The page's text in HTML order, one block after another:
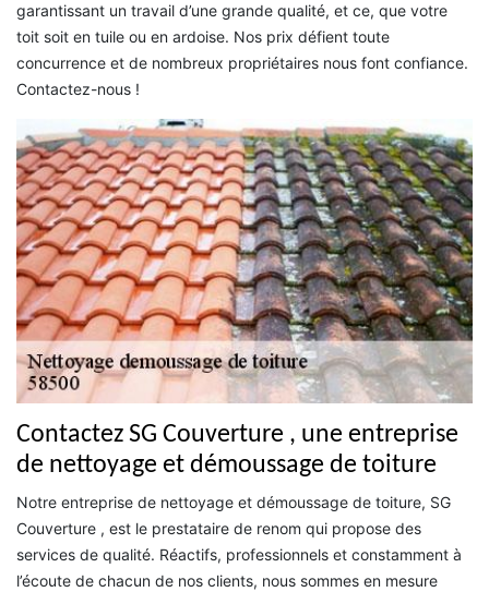
garantissant un travail d’une grande qualité, et ce, que votre
toit soit en tuile ou en ardoise. Nos prix défient toute
concurrence et de nombreux propriétaires nous font confiance.
Contactez-nous !
Contactez SG Couverture , une entreprise
de nettoyage et démoussage de toiture
Notre entreprise de nettoyage et démoussage de toiture, SG
Couverture , est le prestataire de renom qui propose des
services de qualité. Réactifs, professionnels et constamment à
l’écoute de chacun de nos clients, nous sommes en mesure